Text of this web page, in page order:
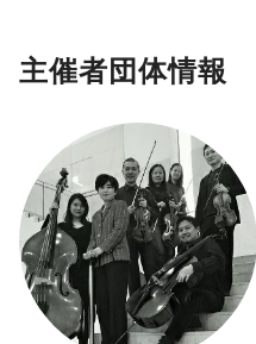
主催者団体情報